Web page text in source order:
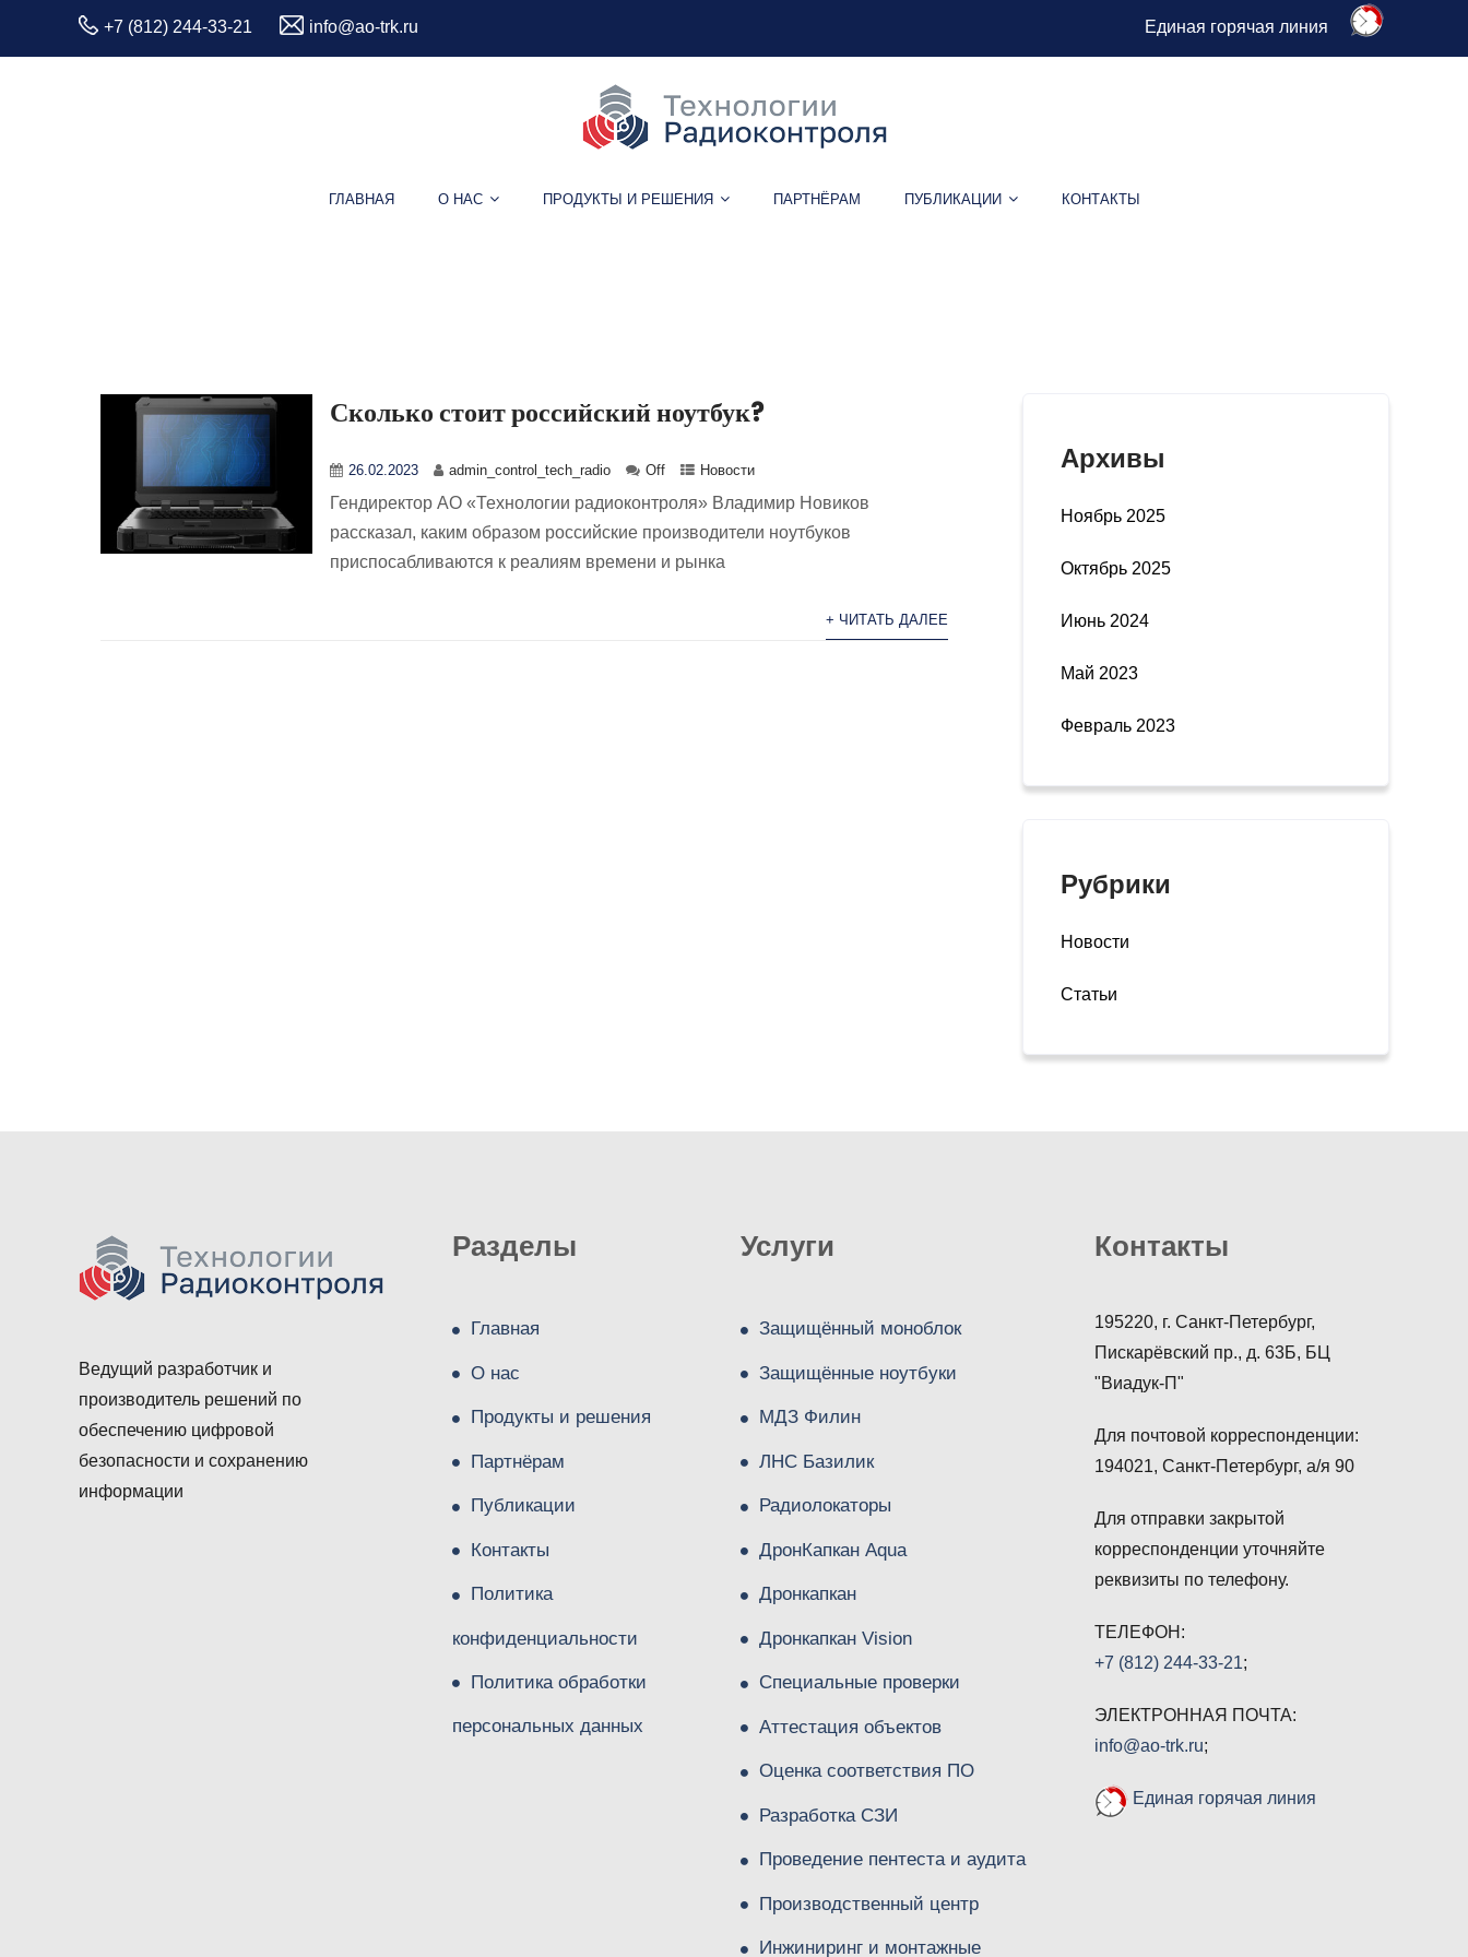
+7 (812) 244-33-21 info@ao-trk.ru Единая горячая линия
ГЛАВНАЯ О НАС ПРОДУКТЫ И РЕШЕНИЯ ПАРТНЁРАМ ПУБЛИКАЦИИ КОНТАКТЫ
Сколько стоит российский ноутбук?
26.02.2023 admin_control_tech_radio Off Новости
Гендиректор АО «Технологии радиоконтроля» Владимир Новиков
рассказал, каким образом российские производители ноутбуков
приспосабливаются к реалиям времени и рынка
+ ЧИТАТЬ ДАЛЕЕ
Архивы
Ноябрь 2025
Октябрь 2025
Июнь 2024
Май 2023
Февраль 2023
Рубрики
Новости
Статьи
Ведущий разработчик и
производитель решений по
обеспечению цифровой
безопасности и сохранению
информации
Разделы
Главная
О нас
Продукты и решения
Партнёрам
Публикации
Контакты
Политика
конфиденциальности
Политика обработки
персональных данных
Услуги
Защищённый моноблок
Защищённые ноутбуки
МДЗ Филин
ЛНС Базилик
Радиолокаторы
ДронКапкан Aqua
Дронкапкан
Дронкапкан Vision
Специальные проверки
Аттестация объектов
Оценка соответствия ПО
Разработка СЗИ
Проведение пентеста и аудита
Производственный центр
Инжиниринг и монтажные
Контакты
195220, г. Санкт-Петербург,
Пискарёвский пр., д. 63Б, БЦ
"Виадук-П"
Для почтовой корреспонденции:
194021, Санкт-Петербург, а/я 90
Для отправки закрытой
корреспонденции уточняйте
реквизиты по телефону.
ТЕЛЕФОН:
+7 (812) 244-33-21;
ЭЛЕКТРОННАЯ ПОЧТА:
info@ao-trk.ru;
Единая горячая линия